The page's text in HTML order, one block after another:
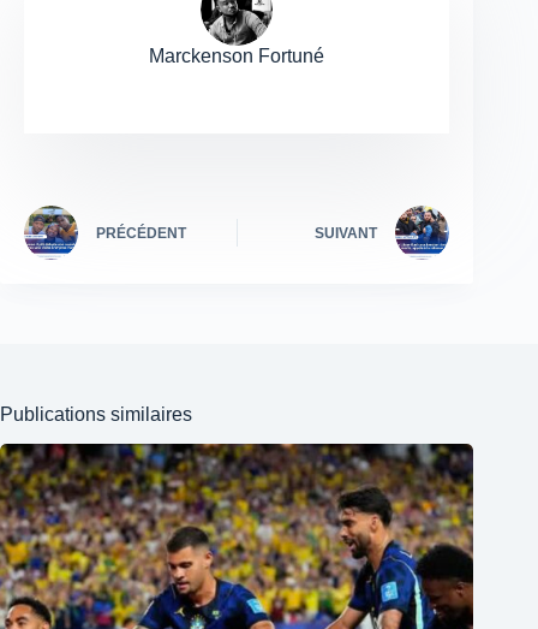
Marckenson Fortuné
PRÉCÉDENT SUIVANT
Publications similaires